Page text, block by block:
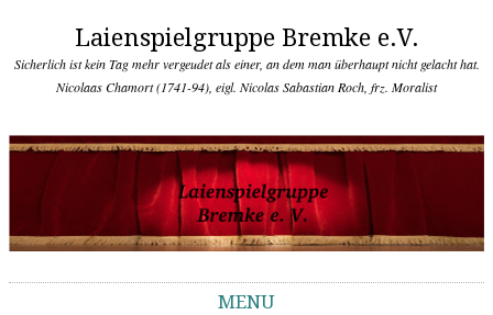
Laienspielgruppe Bremke e.V.
Sicherlich ist kein Tag mehr vergeudet als einer, an dem man überhaupt nicht gelacht hat.
Nicolaas Chamort (1741-94), eigl. Nicolas Sabastian Roch, frz. Moralist
MENU